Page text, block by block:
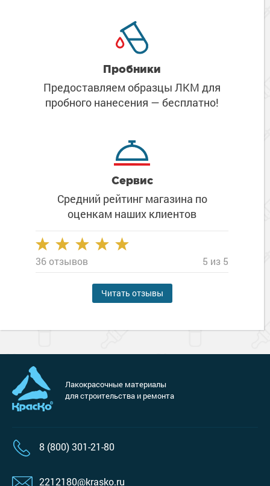
Пробники
Предоставляем образцы ЛКМ для
пробного нанесения — бесплатно!
Сервис
Средний рейтинг магазина по
оценкам наших клиентов
36 отзывов 5 из 5
Читать отзывы
Лакокрасочные материалы
для строительства и ремонта
8 (800) 301-21-80
2212180@krasko.ru